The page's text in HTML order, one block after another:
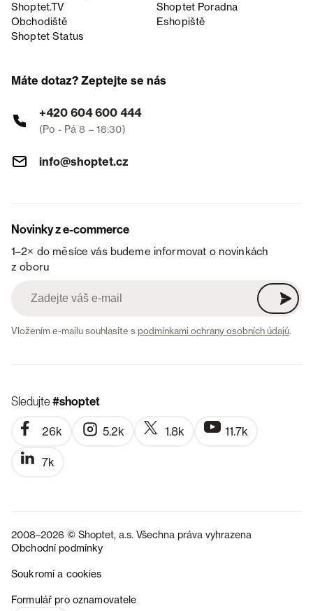
Shoptet.TV
Shoptet Poradna
Obchodiště
Eshopiště
Shoptet Status
Máte dotaz? Zeptejte se nás
+420 604 600 444
(Po - Pá 8 – 18:30)
info@shoptet.cz
Novinky z e-commerce
1–2× do měsíce vás budeme informovat o novinkách
z oboru
Vložením e-mailu souhlasíte spodmínkami ochrany osobních údajů.
Sledujte#shoptet
26k 5.2k 1.8k 11.7k
7k
2008–2026 © Shoptet, a.s. Všechna práva vyhrazena
Obchodní podmínky
Soukromí a cookies
Formulář pro oznamovatele